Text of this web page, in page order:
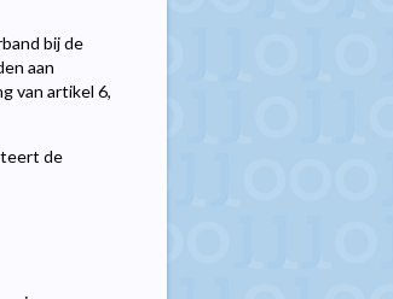
bij de
aan
van artikel 6,
de